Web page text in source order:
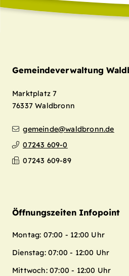
Gemeindeverwaltung
Marktplatz 7
76337 Waldbronn
gemeinde@waldbronn.de
07243 609-0
07243 609-89
Öffnungszeiten Infopoint
Montag: 07:00 - 12:00 Uhr
Dienstag: 07:00 - 12:00 Uhr
Mittwoch: 07:00 - 12:00 Uhr